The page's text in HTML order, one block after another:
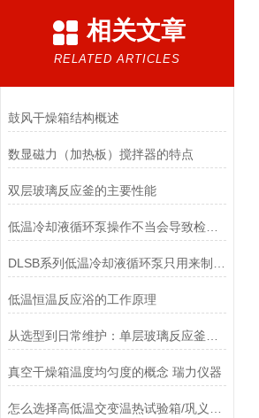
相关文章
RELATED ARTICLES
鼓风干燥箱结构概述
数显磁力（加热板）搅拌器的特点
双层玻璃反应釜的主要性能
低温恒温反应浴的工作原理
真空干燥箱温度均匀度的概念 瑞力仪器